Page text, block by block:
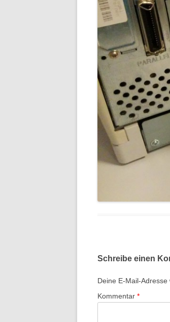
Schreibe einen
Deine E-Mail-Adresse
Kommentar *